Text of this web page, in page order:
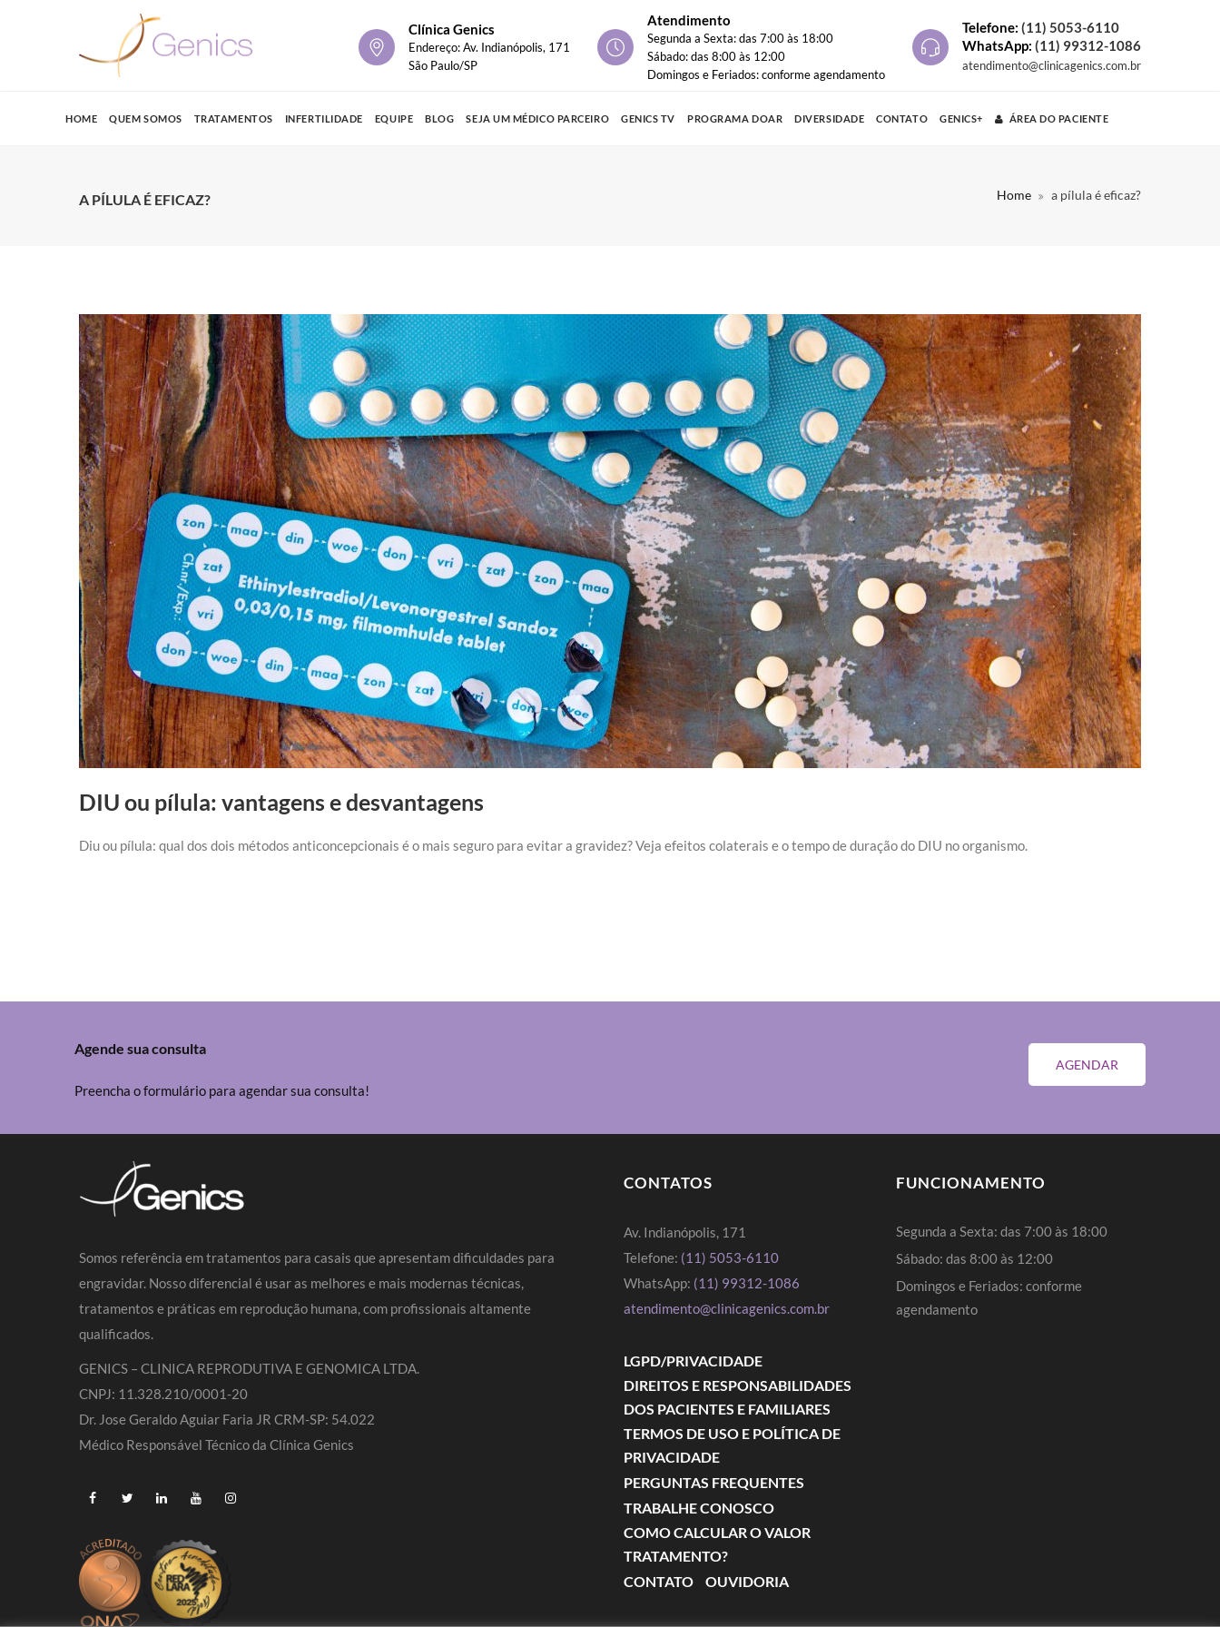
Clínica Genics
Endereço: Av. Indianópolis, 171
São Paulo/SP
Atendimento
Segunda a Sexta: das 7:00 às 18:00
Sábado: das 8:00 às 12:00
Domingos e Feriados: conforme agendamento
Telefone: (11) 5053-6110
WhatsApp: (11) 99312-1086
atendimento@clinicagenics.com.br
HOME QUEM SOMOS TRATAMENTOS INFERTILIDADE EQUIPE BLOG SEJA UM MÉDICO PARCEIRO GENICS TV PROGRAMA DOAR DIVERSIDADE CONTATO GENICS+ ÁREA DO PACIENTE
A PÍLULA É EFICAZ? Home a pílula é eficaz?
DIU ou pílula: vantagens e desvantagens
Diu ou pílula: qual dos dois métodos anticoncepcionais é o mais seguro para evitar a gravidez? Veja efeitos colaterais e o tempo de duração do DIU no organismo.
AGENDAR
Agende sua consulta
Preencha o formulário para agendar sua consulta!
Somos referência em tratamentos para casais que apresentam dificuldades para
engravidar. Nosso diferencial é usar as melhores e mais modernas técnicas,
tratamentos e práticas em reprodução humana, com profissionais altamente
qualificados.
GENICS – CLINICA REPRODUTIVA E GENOMICA LTDA.
CNPJ: 11.328.210/0001-20
Dr. Jose Geraldo Aguiar Faria JR CRM-SP: 54.022
Médico Responsável Técnico da Clínica Genics
CONTATOS
Av. Indianópolis, 171
Telefone: (11) 5053-6110
WhatsApp: (11) 99312-1086
atendimento@clinicagenics.com.br
LGPD/PRIVACIDADE
DIREITOS E RESPONSABILIDADES
DOS PACIENTES E FAMILIARES
TERMOS DE USO E POLÍTICA DE
PRIVACIDADE
PERGUNTAS FREQUENTES
TRABALHE CONOSCO
COMO CALCULAR O VALOR
TRATAMENTO?
CONTATO
OUVIDORIA
FUNCIONAMENTO
Segunda a Sexta: das 7:00 às 18:00
Sábado: das 8:00 às 12:00
Domingos e Feriados: conforme
agendamento